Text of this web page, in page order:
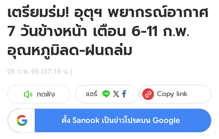
เตรียมร่ม! อุตุฯ พยากรณ์อากาศ
7 วันข้างหน้า เตือน 6-11 ก.พ.
อุณหภูมิลด-ฝนถล่ม
06 ก.พ. 66 (07:16 น.)
กดฟัง แชร์ Copy link
ตั้ง Sanook เป็นข่าวโปรดบน Google